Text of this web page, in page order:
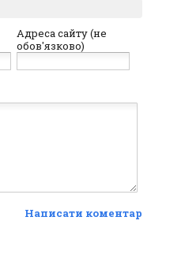
Адреса сайту (не
обов'язково)
Написати коментар